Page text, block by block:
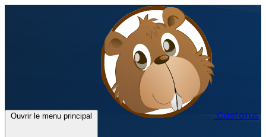
Ouvrir le menu principal Castorus